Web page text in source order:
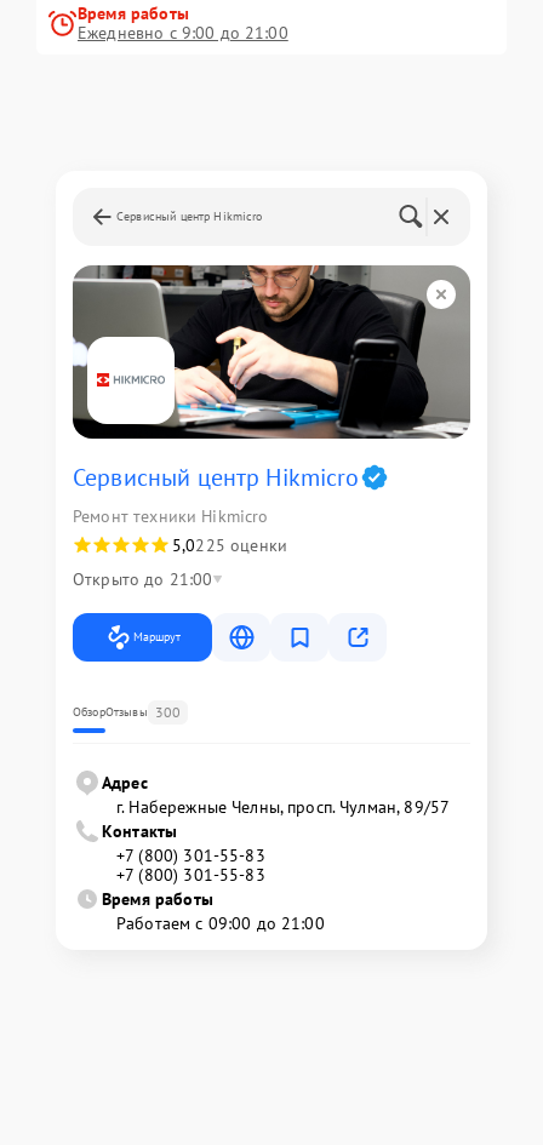
Время работы
Ежедневно с 9:00 до 21:00
Сервисный центр Hikmicro
Сервисный центр Hikmicro
Ремонт техники Hikmicro
5,0225 оценки
Открыто до 21:00
Маршрут
ОбзорОтзывы 300
Адрес
г. Набережные Челны, просп. Чулман, 89/57
Контакты
+7 (800) 301-55-83
+7 (800) 301-55-83
Время работы
Работаем с 09:00 до 21:00